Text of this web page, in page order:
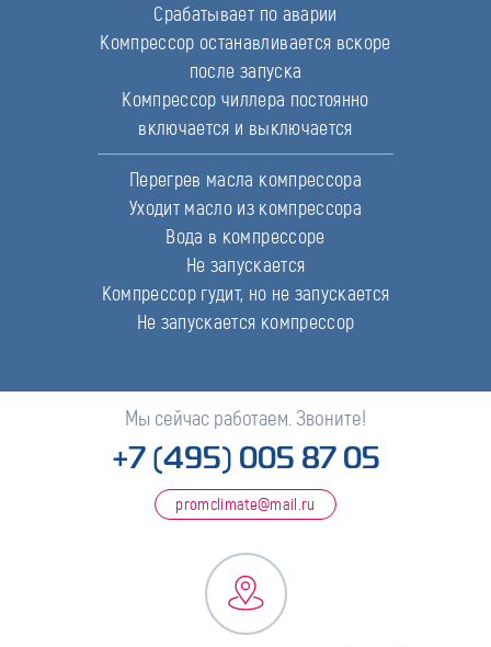
Срабатывает по аварии
Компрессор останавливается вскоре
после запуска
Компрессор чиллера постоянно
включается и выключается
Перегрев масла компрессора
Уходит масло из компрессора
Вода в компрессоре
Не запускается
Компрессор гудит, но не запускается
Не запускается компрессор
Мы сейчас работаем. Звоните!
+7 (495) 005 87 05
promclimate@mail.ru